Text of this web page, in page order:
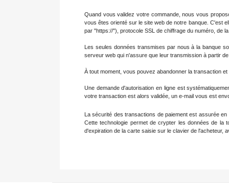
Quand vous validez votre commande, nous vous
vous êtes orienté sur le site web de notre banque. C'est
par "https://"), protocole SSL de chiffrage du numéro, de
Les seules données transmises par nous à la banque
serveur web qui n'assure que leur transmission à partir
À tout moment, vous pouvez abandonner la transaction
Une demande d'autorisation en ligne est
votre transaction est alors validée, un e-mail vous est
La sécurité des transactions de paiement est assurée
Cette technologie permet de crypter les données de la
d'expiration de la carte saisie sur le clavier de l'acheteur,